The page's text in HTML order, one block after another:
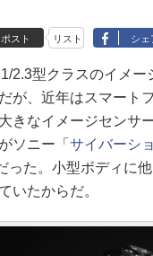
ポスト リスト シェ
2.3型クラスのイメ
が、近年はスマート
きなイメージセンサ
ソニー「 サイバーシ
った。小型ボディに
いたからだ。